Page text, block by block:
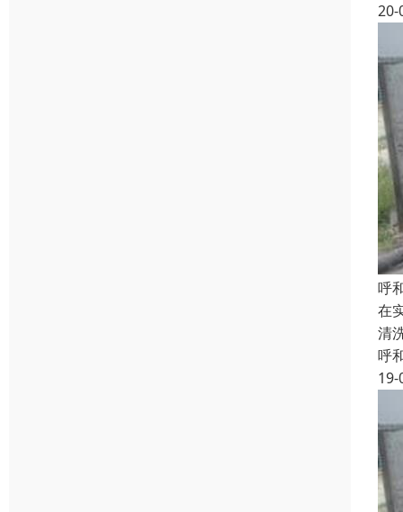
20-
呼
在
清
呼
19-